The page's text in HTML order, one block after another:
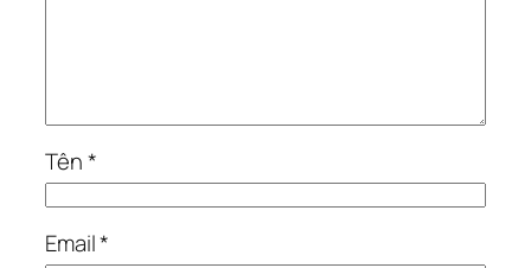
Tên*
Email*